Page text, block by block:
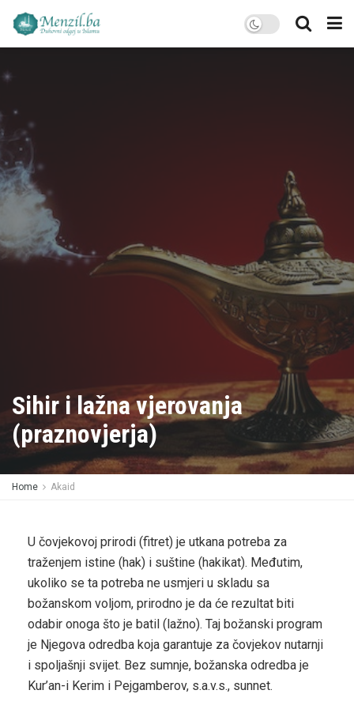
Sihir i lažna vjerovanja
(praznovjerja)
Home Akaid
U čovjekovoj prirodi (fitret) je utkana potreba za
traženjem istine (hak) i suštine (hakikat). Međutim,
ukoliko se ta potreba ne usmjeri u skladu sa
božanskom voljom, prirodno je da će rezultat biti
odabir onoga što je batil (lažno). Taj božanski program
je Njegova odredba koja garantuje za čovjekov nutarnji
i spoljašnji svijet. Bez sumnje, božanska odredba je
Kur’an-i Kerim i Pejgamberov, s.a.v.s., sunnet.